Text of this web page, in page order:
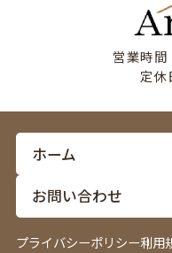
営業時
定休
ホーム
お問い合わせ
プライバシーポリシー利用